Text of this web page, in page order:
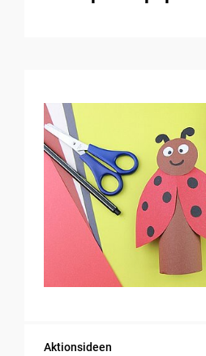
Aktionsideen